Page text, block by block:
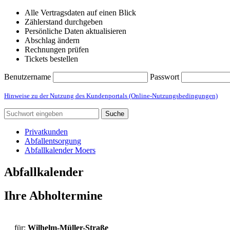
Alle Vertragsdaten auf einen Blick
Zählerstand durchgeben
Persönliche Daten aktualisieren
Abschlag ändern
Rechnungen prüfen
Tickets bestellen
Benutzername Passwort
Hinweise zu der Nutzung des Kundenportals (Online-Nutzungsbedingungen)
Suche
Privatkunden
Abfallentsorgung
Abfallkalender Moers
Abfallkalender
Ihre Abholtermine
für: Wilhelm-Müller-Straße